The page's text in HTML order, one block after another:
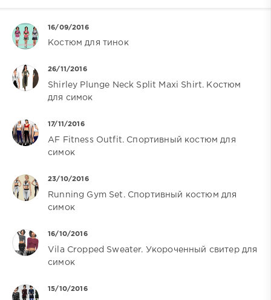
16/09/2016
Костюм для тинок
26/11/2016
Shirley Plunge Neck Split Maxi Shirt. Костюм
для симок
17/11/2016
AF Fitness Outfit. Спортивный костюм для
симок
23/10/2016
Running Gym Set. Спортивный костюм для
симок
16/10/2016
Vila Cropped Sweater. Укороченный свитер для
симок
15/10/2016